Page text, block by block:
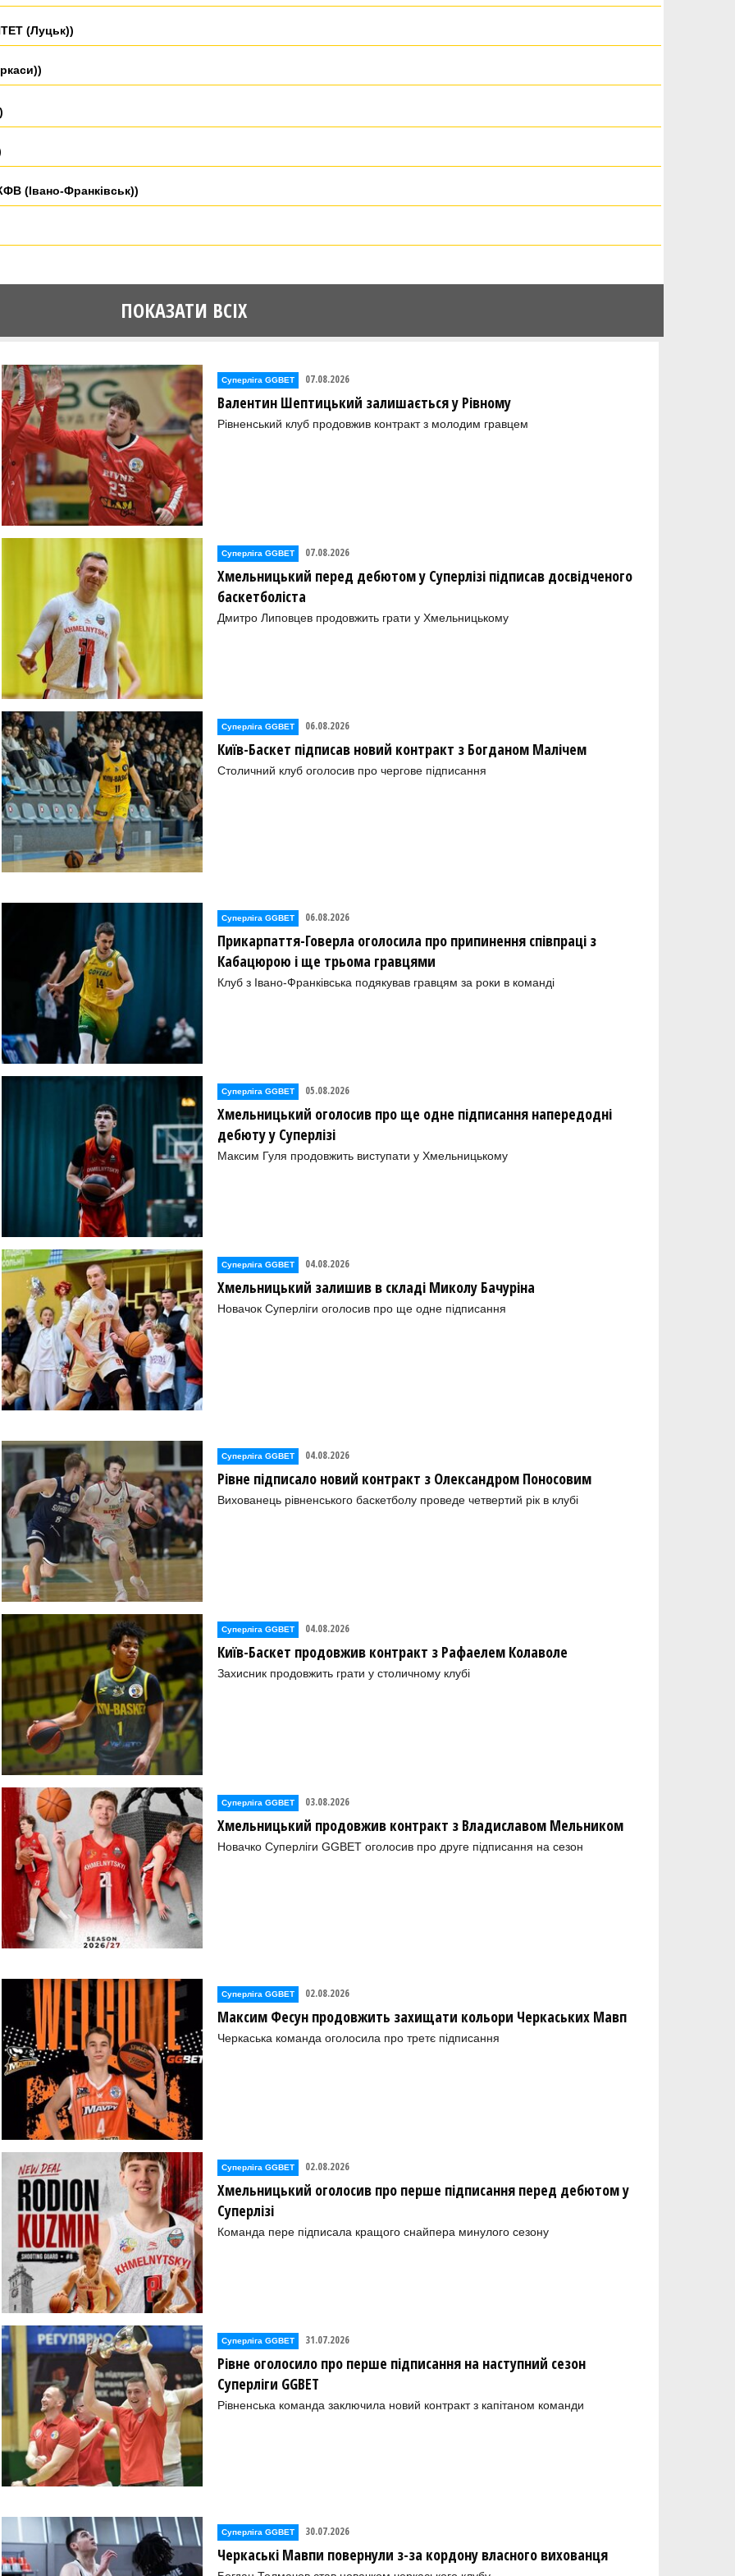
(Луцьк))
(Івано-Франківськ))
(Луцьк))
Франківськ))
Франківськ))
(Івано-Франківськ))
Франківськ))
(Луцьк))
(Івано-Франківськ))
Франківськ))
ПОКАЗАТИ ВСІХ
Суперліга GGBET 07.08.2026
Валентин Шептицький залишається у Рівному
Рівненський клуб продовжив контракт з молодим гравцем
Суперліга GGBET 07.08.2026
Хмельницький перед дебютом у Суперлізі підписав досвідченого
баскетболіста
Дмитро Липовцев продовжить грати у Хмельницькому
Суперліга GGBET 06.08.2026
Київ-Баскет підписав новий контракт з Богданом Малічем
Столичний клуб оголосив про чергове підписання
Суперліга GGBET 06.08.2026
Прикарпаття-Говерла оголосила про припинення співпраці з
Кабацюрою і ще трьома гравцями
Клуб з Івано-Франківська подякував гравцям за роки в команді
Суперліга GGBET 05.08.2026
Хмельницький оголосив про ще одне підписання напередодні
дебюту у Суперлізі
Максим Гуля продовжить виступати у Хмельницькому
Суперліга GGBET 04.08.2026
Хмельницький залишив в складі Миколу Бачуріна
Новачок Суперліги оголосив про ще одне підписання
Суперліга GGBET 04.08.2026
Рівне підписало новий контракт з Олександром Поносовим
Вихованець рівненського баскетболу проведе четвертий рік в клубі
Суперліга GGBET 04.08.2026
Київ-Баскет продовжив контракт з Рафаелем Колаволе
Захисник продовжить грати у столичному клубі
Суперліга GGBET 03.08.2026
Хмельницький продовжив контракт з Владиславом Мельником
Новачко Суперліги GGBET оголосив про друге підписання на сезон
Суперліга GGBET 02.08.2026
Максим Фесун продовжить захищати кольори Черкаських Мавп
Черкаська команда оголосила про третє підписання
Суперліга GGBET 02.08.2026
Хмельницький оголосив про перше підписання перед дебютом у
Суперлізі
Команда пере підписала кращого снайпера минулого сезону
Суперліга GGBET 31.07.2026
Рівне оголосило про перше підписання на наступний сезон
Суперліги GGBET
Рівненська команда заключила новий контракт з капітаном команди
Суперліга GGBET 30.07.2026
Черкаські Мавпи повернули з-за кордону власного вихованця